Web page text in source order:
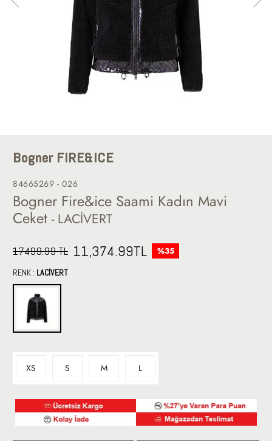
Bogner FIRE&ICE
84665269 - 026
Bogner Fire&ice Saami Kadın Mavi
Ceket - LACİVERT
17499.99 TL 11,374.99TL %35
RENK : LACİVERT
XS S M L